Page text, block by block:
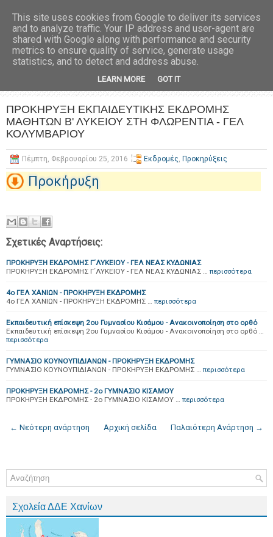
ΠΡΟΚΗΡΥΞΗ ΕΚΠΑΙΔΕΥΤΙΚΗΣ ΕΚΔΡΟΜΗΣ
ΜΑΘΗΤΩΝ Β' ΛΥΚΕΙΟΥ ΣΤΗ ΦΛΩΡΕΝΤΙΑ - ΓΕΛ
ΚΟΛΥΜΒΑΡΙΟΥ
Πέμπτη, Φεβρουαρίου 25, 2016 Εκδρομές, Προκηρύξεις
Προκήρυξη
Σχετικές Αναρτήσεις:
ΠΡΟΚΗΡΥΞΗ ΕΚΔΡΟΜΗΣ Γ΄ΛΥΚΕΙΟΥ - ΓΕΛ ΝΕΑΣ ΚΥΔΩΝΙΑΣ
ΠΡΟΚΗΡΥΞΗ ΕΚΔΡΟΜΗΣ Γ΄ΛΥΚΕΙΟΥ - ΓΕΛ ΝΕΑΣ ΚΥΔΩΝΙΑΣ … περισσότερα
4o ΓΕΛ ΧΑΝΙΩΝ - ΠΡΟΚΗΡΥΞΗ ΕΚΔΡΟΜΗΣ
4o ΓΕΛ ΧΑΝΙΩΝ - ΠΡΟΚΗΡΥΞΗ ΕΚΔΡΟΜΗΣ … περισσότερα
Εκπαιδευτική επίσκεψη 2ου Γυμνασίου Κισάμου - Ανακοινοποίηση στο ορθό
Εκπαιδευτική επίσκεψη 2ου Γυμνασίου Κισάμου - Ανακοινοποίηση στο ορθό …
περισσότερα
ΓΥΜΝΑΣΙΟ ΚΟΥΝΟΥΠΙΔΙΑΝΩΝ - ΠΡΟΚΗΡΥΞΗ ΕΚΔΡΟΜΗΣ
ΓΥΜΝΑΣΙΟ ΚΟΥΝΟΥΠΙΔΙΑΝΩΝ - ΠΡΟΚΗΡΥΞΗ ΕΚΔΡΟΜΗΣ … περισσότερα
ΠΡΟΚΗΡΥΞΗ ΕΚΔΡΟΜΗΣ - 2ο ΓΥΜΝΑΣΙΟ ΚΙΣΑΜΟΥ
ΠΡΟΚΗΡΥΞΗ ΕΚΔΡΟΜΗΣ - 2ο ΓΥΜΝΑΣΙΟ ΚΙΣΑΜΟΥ … περισσότερα
← Νεότερη ανάρτηση Παλαιότερη Ανάρτηση →
Αρχική σελίδα
Σχολεία ΔΔΕ Χανίων
This site uses cookies from Google to deliver its services
and to analyze traffic. Your IP address and user-agent are
shared with Google along with performance and security
metrics to ensure quality of service, generate usage
statistics, and to detect and address abuse.
LEARN MORE GOT IT